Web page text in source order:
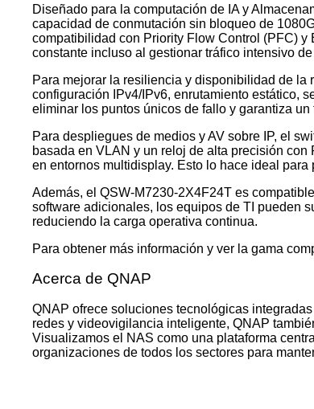
Diseñado para la computación de IA y
capacidad de conmutación sin bloqueo de
compatibilidad con Priority Flow Control (PFC)
constante incluso al gestionar tráfico intensivo
Para mejorar la resiliencia y disponibilidad de
configuración IPv4/IPv6, enrutamiento estático,
eliminar los puntos únicos de fallo y garantiza
Para despliegues de medios y AV sobre IP, el
basada en VLAN y un reloj de alta precisión
en entornos multidisplay. Esto lo hace ideal
Además, el QSW-M7230-2X4F24T es
software adicionales, los equipos de TI pueden
reduciendo la carga operativa continua.
Para obtener más información y ver la gama
Acerca de QNAP
QNAP ofrece soluciones tecnológicas
redes y videovigilancia inteligente, QNAP
Visualizamos el NAS como una plataforma
organizaciones de todos los sectores para